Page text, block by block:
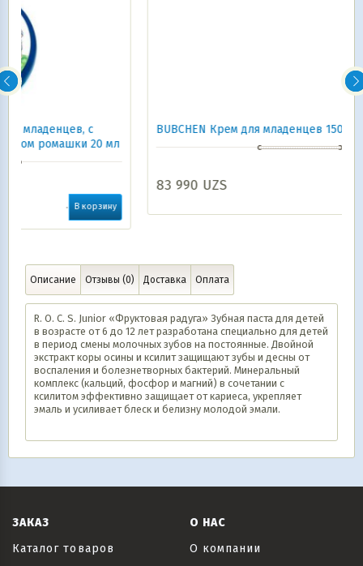
BUBCHEN Крем для младенцев 150 мл
Описание Отзывы (0) Доставка Оплата
R. O. C. S. Junior «Фруктовая радуга» Зубная паста для детей
в возрасте от 6 до 12 лет разработана специально для детей
в период смены молочных зубов на постоянные. Двойной
экстракт коры осины и ксилит защищают зубы и десны от
воспаления и болезнетворных бактерий. Минеральный
комплекс (кальций, фосфор и магний) в сочетании с
ксилитом эффективно защищает от кариеса, укрепляет
эмаль и усиливает блеск и белизну молодой эмали.
ЗАКАЗ
Каталог товаров
О НАС
О компании